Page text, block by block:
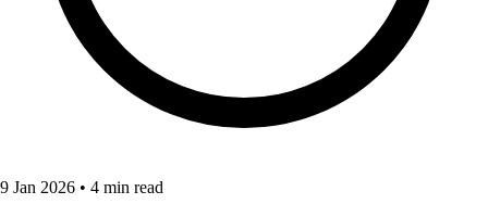
9 Jan 2026 • 4 min read